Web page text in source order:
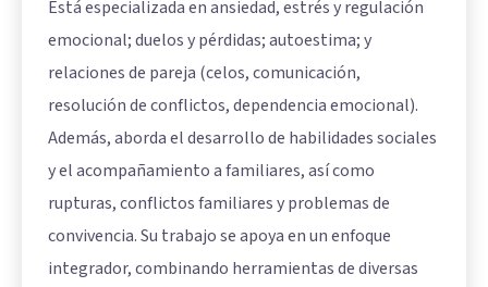
Está especializada en ansiedad, estrés y regulación
emocional; duelos y pérdidas; autoestima; y
relaciones de pareja (celos, comunicación,
resolución de conflictos, dependencia emocional).
Además, aborda el desarrollo de habilidades sociales
y el acompañamiento a familiares, así como
rupturas, conflictos familiares y problemas de
convivencia. Su trabajo se apoya en un enfoque
integrador, combinando herramientas de diversas